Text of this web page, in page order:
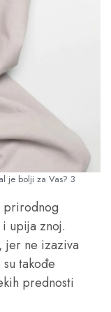
je bolji za Vas? 3
prirodnog
upija znoj.
jer ne izaziva
takođe
prednosti